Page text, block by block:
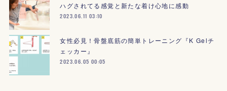
ハグされてる感覚と新たな着け心地に感動
2023.06.11 03:10
女性必見！骨盤底筋の簡単トレーニング『K Gelチ
ェッカー』
2023.06.05 00:05